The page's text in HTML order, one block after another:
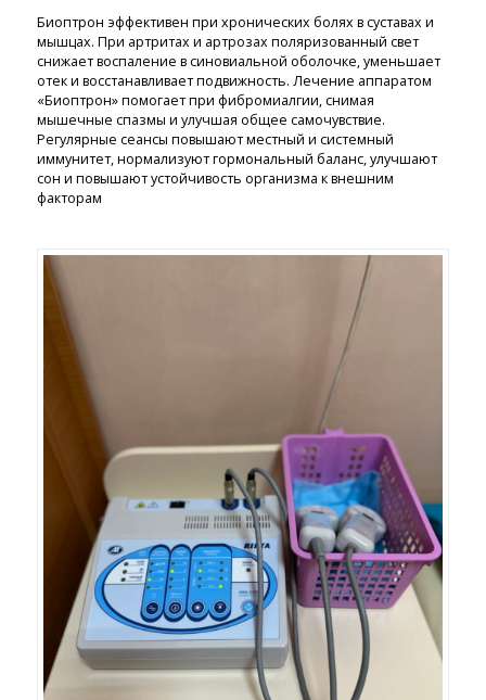
Биоптрон эффективен при хронических болях в суставах и
мышцах. При артритах и артрозах поляризованный свет
снижает воспаление в синовиальной оболочке, уменьшает
отек и восстанавливает подвижность. Лечение аппаратом
«Биоптрон» помогает при фибромиалгии, снимая
мышечные спазмы и улучшая общее самочувствие.
Регулярные сеансы повышают местный и системный
иммунитет, нормализуют гормональный баланс, улучшают
сон и повышают устойчивость организма к внешним
факторам